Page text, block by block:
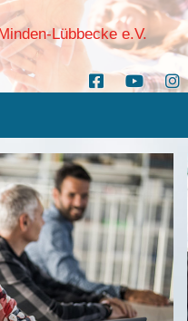
Lübbecke e.V.